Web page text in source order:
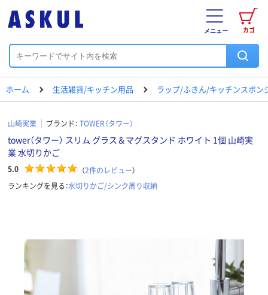
カゴ
メニュー
ホーム 生活雑貨/キッチン用品 ラップ/ふきん/キッチンスポン
山崎実業 ブランド： TOWER（タワー）
tower（タワー） スリム グラス＆マグスタンド ホワイト 1個 山崎実
業 水切りかご
5.0 （2件のレビュー）
ランキングを見る：水切りかご/シンク周り収納